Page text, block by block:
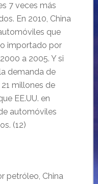
7 veces más
En 2010, China
que
importado por
a 2005. Y si
demanda de
millones de
EE.UU. en
automóviles
(12)
petróleo, China